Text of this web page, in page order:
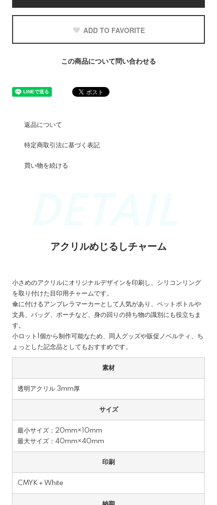
ADD TO FAVORITE
この商品について問い合わせる
返品について
特定商取引法に基づく表記
買い物を続ける
アクリルめじるしチャーム
小さめのアクリルにオリジナルデザインを印刷し、シリコンリング
を取り付けた目印用チャームです。
傘に付けるアンブレラマーカーとして人気があり、ペットボトルや
文具、バッグ、ポーチなど、身の回りの持ち物の識別にも役立ちま
す。
小ロット1個から制作可能なため、同人グッズや販促ノベルティ、ち
ょっとした記念品としてもおすすめです。
素材
透明アクリル 3mm厚
サイズ
最小サイズ：20mm×10mm
最大サイズ：40mm×40mm
印刷
CMYK＋White